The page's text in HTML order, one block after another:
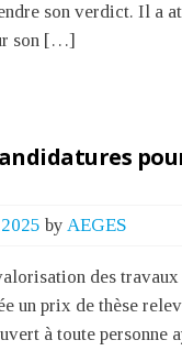
son verdict. Il a
son […]
byAEGES
des travaux
un prix de thèse
à toute personne